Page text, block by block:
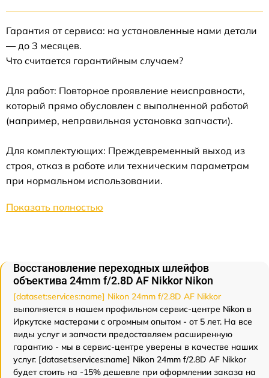
Гарантия от сервиса: на установленные нами детали
— до 3 месяцев.
Что считается гарантийным случаем?
Для работ: Повторное проявление неисправности,
который прямо обусловлен с выполненной работой
(например, неправильная установка запчасти).
Для комплектующих: Преждевременный выход из
строя, отказ в работе или техническим параметрам
при нормальном использовании.
Показать полностью
Восстановление переходных шлейфов
объектива 24mm f/2.8D AF Nikkor Nikon
[dataset:services:name] Nikon 24mm f/2.8D AF Nikkor
выполняется в нашем профильном сервис-центре Nikon в
Иркутске мастерами с огромным опытом - от 5 лет. На все
виды услуг и запчасти предоставляем расширенную
гарантию - мы в сервис-центре уверены в качестве наших
услуг. [dataset:services:name] Nikon 24mm f/2.8D AF Nikkor
будет стоить на -15% дешевле при оформлении заказа на